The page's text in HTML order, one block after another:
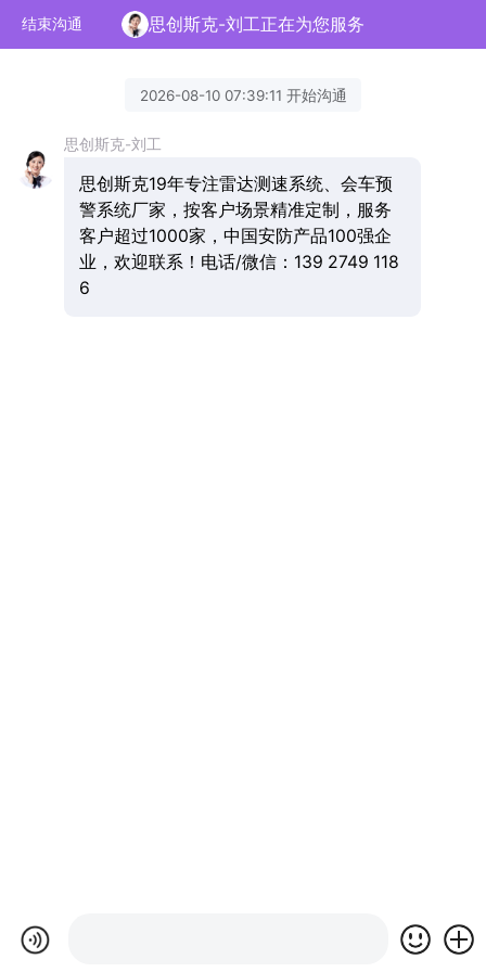
结束沟通 思创斯克-刘工正在为您服务
2026-08-10 07:39:11 开始沟通
思创斯克-刘工
思创斯克19年专注雷达测速系统、会车预
警系统厂家，按客户场景精准定制，服务
客户超过1000家，中国安防产品100强企
业，欢迎联系！电话/微信：139 2749 118
6